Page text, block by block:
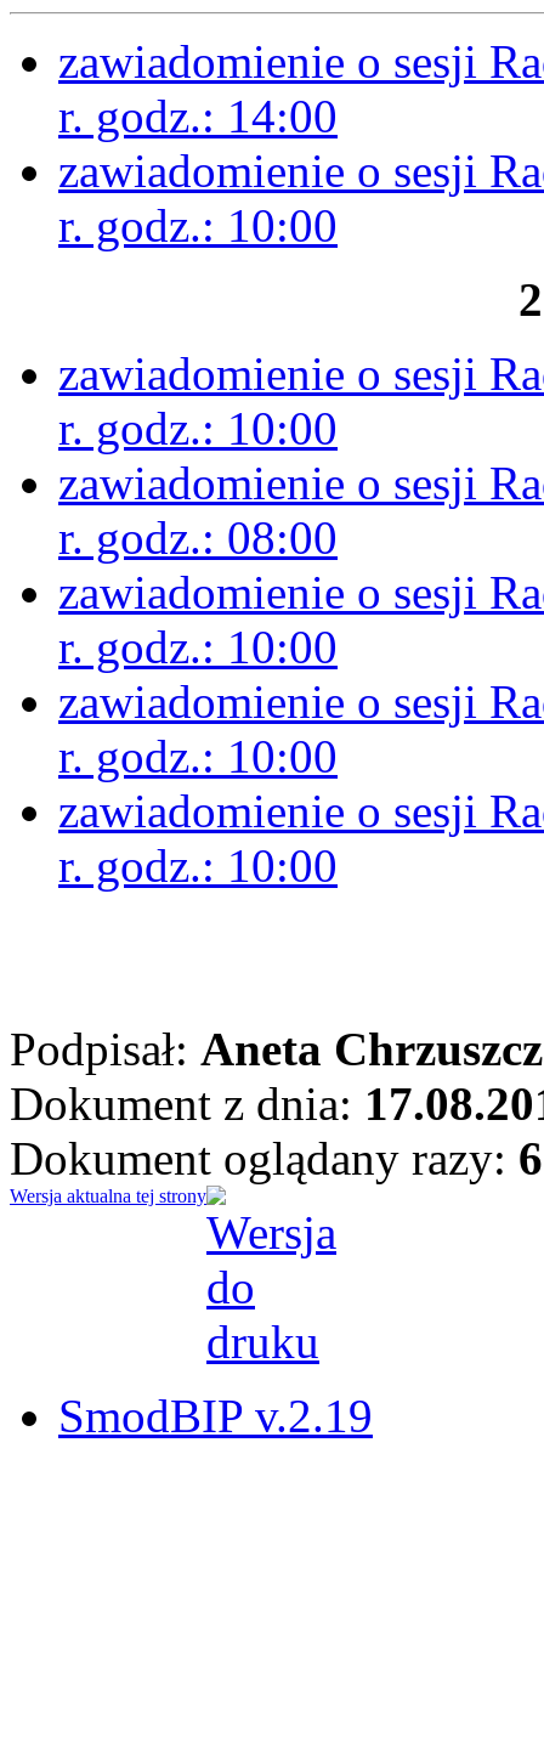
zawiadomienie o sesji
r. godz.: 14:00
zawiadomienie o sesji
r. godz.: 10:00
zawiadomienie o sesji
r. godz.: 10:00
zawiadomienie o sesji
r. godz.: 08:00
zawiadomienie o sesji
r. godz.: 10:00
zawiadomienie o sesji
r. godz.: 10:00
zawiadomienie o sesji
r. godz.: 10:00
Podpisał: Aneta Chrzuszcz
Dokument z dnia:
Dokument oglądany razy:
Wersja aktualna tej strony
SmodBIP v.2.19